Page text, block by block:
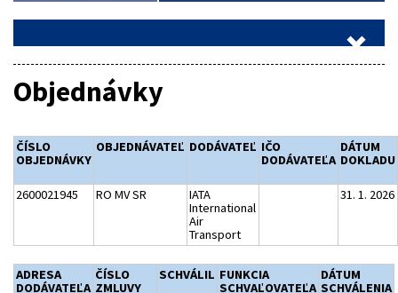
Objednávky
ČÍSLO
OBJEDNÁVKY
OBJEDNÁVATEĽ DODÁVATEĽ IČO
DODÁVATEĽA
DÁTUM
DOKLADU
2600021945 RO MV SR
IATA
International
Air
Transport
31. 1. 2026
ADRESA
DODÁVATEĽA
ČÍSLO
ZMLUVY
SCHVÁLIL FUNKCIA
SCHVAĽOVATEĽA
DÁTUM
SCHVÁLENIA